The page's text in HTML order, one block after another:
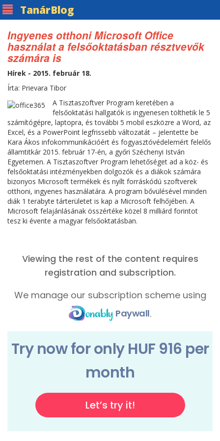
TanárBlog
Ingyenes otthoni Microsoft Office
használat a felsőoktatásban résztvevők
számára is
Hírek - 2015. február 18.
Írta: Prievara Tibor
A Tisztaszoftver Program keretében a
felsőoktatási hallgatók is ingyenesen tölthetik le 5
számítógépre, laptopra, és további 5 mobil eszközre a Word, az
Excel, és a PowerPoint legfrissebb változatát – jelentette be
Kara Ákos infokommunikációért és fogyasztóvédelemért felelős
államtitkár 2015. február 17-én, a győri Széchenyi István
Egyetemen. A Tisztaszoftver Program lehetőséget ad a köz- és
felsőoktatási intézményekben dolgozók és a diákok számára
bizonyos Microsoft termékek és nyílt forráskódú szoftverek
otthoni, ingyenes használatára. A program bővülésével minden
diák 1 terabyte tárterületet is kap a Microsoft felhőjében. A
Microsoft felajánlásának összértéke közel 8 milliárd forintot
tesz ki évente a magyar felsőoktatásban.